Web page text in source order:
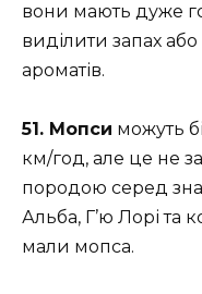
вони мають дуже
виділити запах або
ароматів.
51. Мопси можуть
км/год, але це не
породою серед
Альба, Г’ю Лорі та
мали мопса.